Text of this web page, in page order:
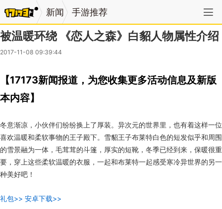
新闻 手游推荐
被温暖环绕 《恋人之森》白貂人物属性介绍
2017-11-08 09:39:44
【17173新闻报道，为您收集更多活动信息及新版
本内容】
冬意渐凉，小伙伴们纷纷换上了厚装。异次元的世界里，也有着这样一位
喜欢温暖和柔软事物的王子殿下。雪貂王子布莱特白色的短发似乎和周围
的雪景融为一体，毛茸茸的斗篷，厚实的短靴，冬季已经到来，保暖很重
要，穿上这些柔软温暖的衣服，一起和布莱特一起感受寒冷异世界的另一
种美好吧！
礼包>> 安卓下载>>